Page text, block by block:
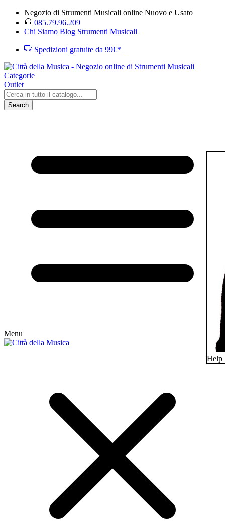
Negozio di Strumenti Musicali online Nuovo e Usato
085.79.96.209
Chi Siamo Blog Strumenti Musicali
Spedizioni gratuite da 99€*
Categorie
Outlet
Search
Menu
Help